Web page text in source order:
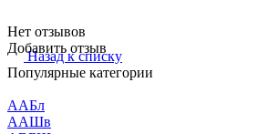
Нет отзывов
Добавить отзыв
Назад к списку
Популярные категории
ААБл
ААШв